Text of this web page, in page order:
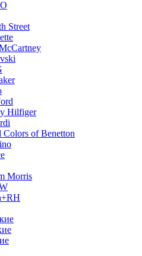
Street
Hilfiger
Colors of Benetton
Morris